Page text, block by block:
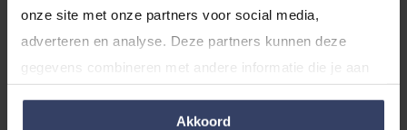
onze site met onze partners voor social media,
adverteren en analyse. Deze partners kunnen deze
gegevens combineren met andere informatie die je aan
van jouw gebruik van hun services.
Akkoord
benzine.
Bijtelling
Nee, je krijgt
niet te maken
met bijtelling.
dan 500
kilometer privé